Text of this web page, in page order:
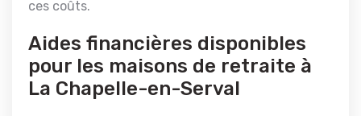
ces coûts.
Aides financières disponibles
pour les maisons de retraite à
La Chapelle-en-Serval